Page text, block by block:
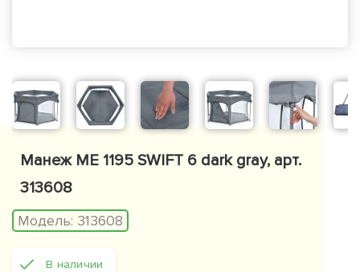
Манеж ME 1195 SWIFT 6 dark gray, арт.
313608
Модель: 313608
В наличии